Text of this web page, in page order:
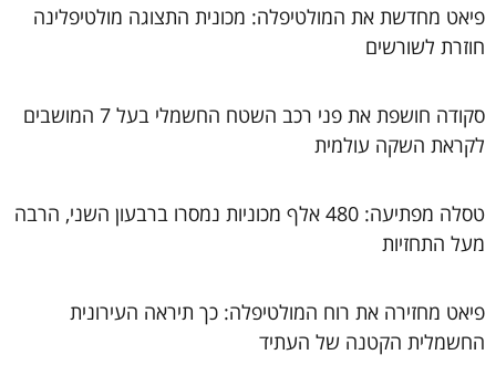
פיאט מחדשת את המולטיפלה: מכונית התצוגה מולטיפלינה
חוזרת לשורשים
סקודה חושפת את פני רכב השטח החשמלי בעל 7 המושבים
לקראת השקה עולמית
טסלה מפתיעה: 480 אלף מכוניות נמסרו ברבעון השני, הרבה
מעל התחזיות
פיאט מחזירה את רוח המולטיפלה: כך תיראה העירונית
החשמלית הקטנה של העתיד